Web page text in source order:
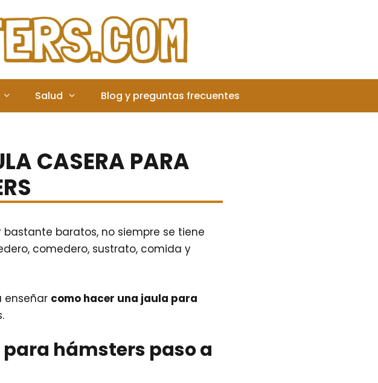
Salud Blog y preguntas frecuentes
CASERA PARA
baratos, no siempre se tiene
comedero, sustrato, comida y
enseñar como hacer una jaula para
hámsters paso a